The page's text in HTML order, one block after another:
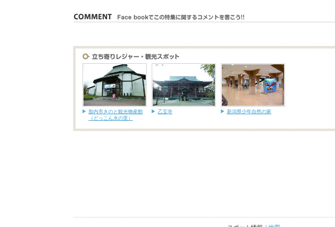
胎内市きのと観光物産館
（どっこん水の里）
乙宝寺 新潟県少年自然の家